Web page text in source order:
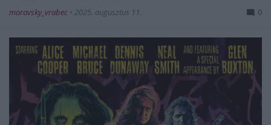
moravsky_vrabec • 2025. augusztus 11. 0